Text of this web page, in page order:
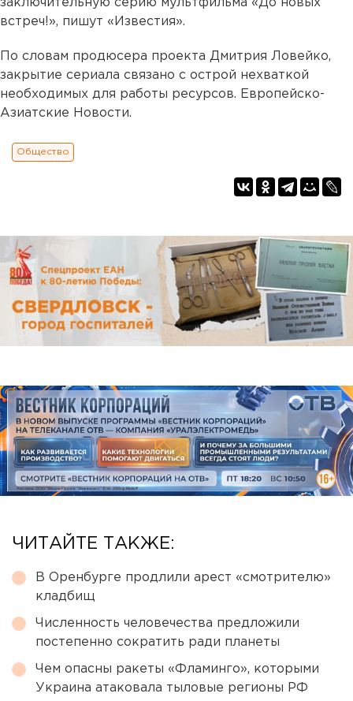
заключительную серию мультфильма «До новых
встреч!», пишут «Известия».
По словам продюсера проекта Дмитрия Ловейко,
закрытие сериала связано с острой нехваткой
необходимых для работы ресурсов. Европейско-
Азиатские Новости.
Общество
ЧИТАЙТЕ ТАКЖЕ:
В Оренбурге продлили арест «смотрителю»
кладбищ
Численность человечества предложили
постепенно сократить ради планеты
Чем опасны ракеты «Фламинго», которыми
Украина атаковала тыловые регионы РФ